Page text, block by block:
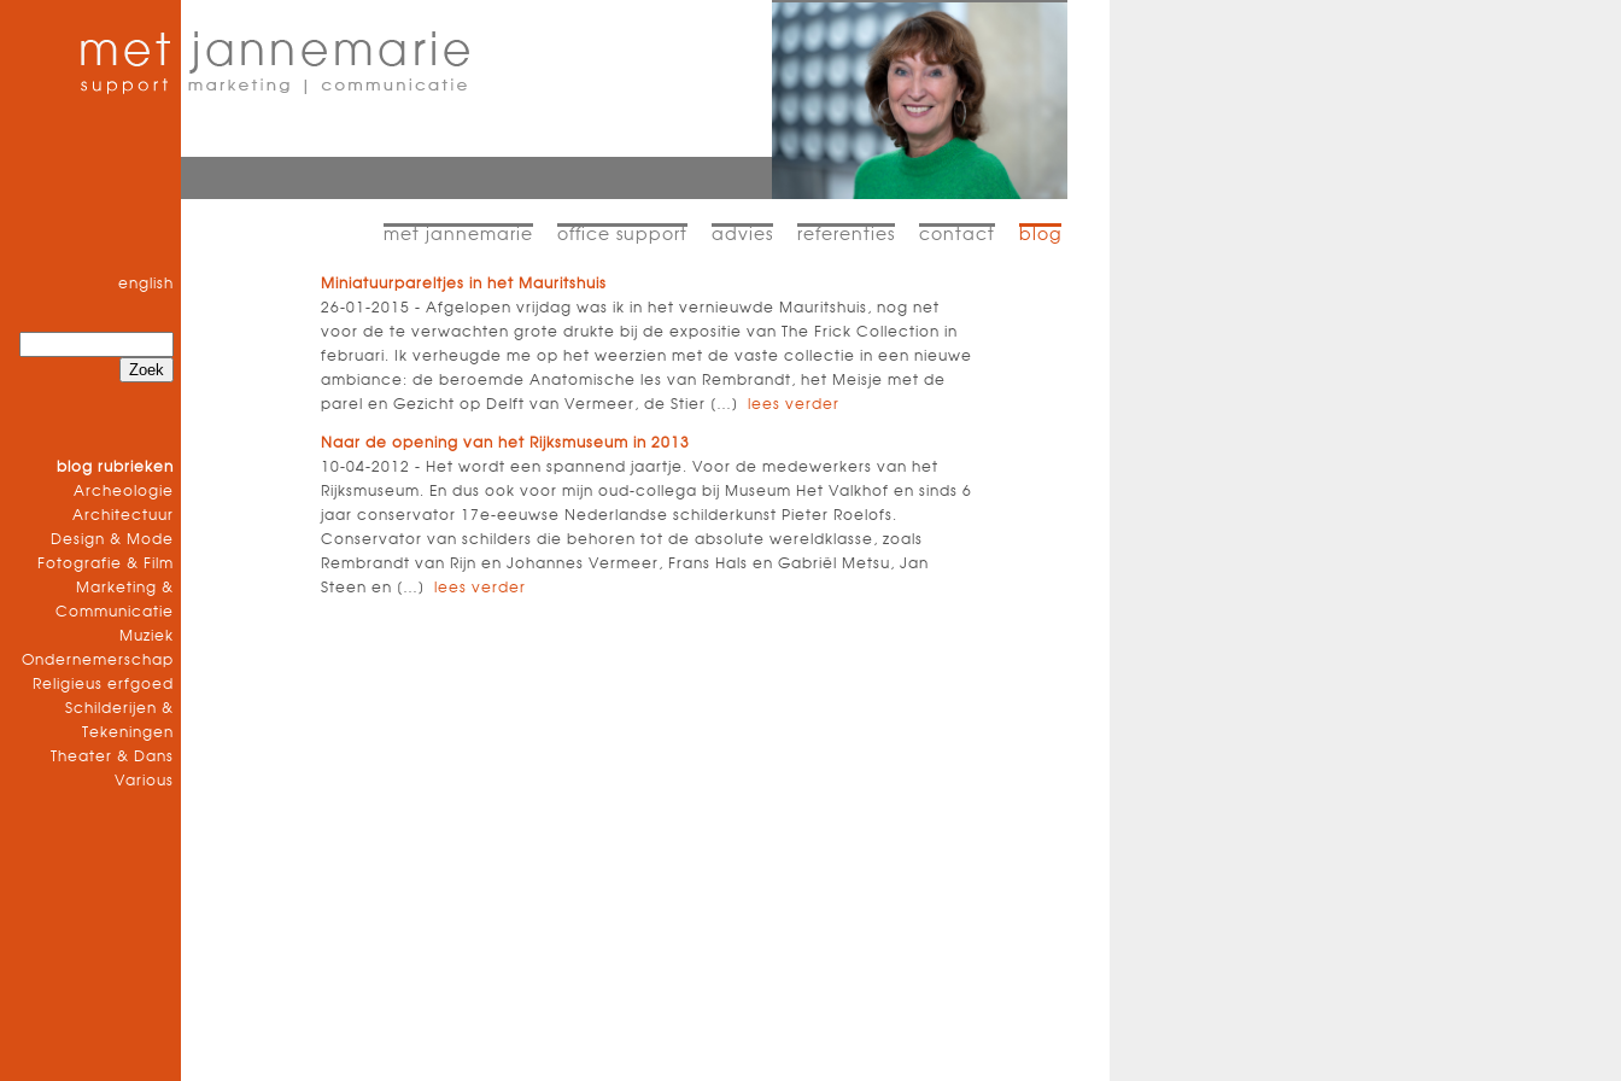
english
blog rubrieken
Archeologie
Architectuur
Design & Mode
Fotografie & Film
Marketing &
Communicatie
Muziek
Ondernemerschap
Religieus erfgoed
Schilderijen &
Tekeningen
Theater & Dans
Various
blog
contact
referenties
advies
office support
met jannemarie
Miniatuurpareltjes in het Mauritshuis
26-01-2015 - Afgelopen vrijdag was ik in het vernieuwde Mauritshuis, nog net
voor de te verwachten grote drukte bij de expositie van The Frick Collection in
februari. Ik verheugde me op het weerzien met de vaste collectie in een nieuwe
ambiance: de beroemde Anatomische les van Rembrandt, het Meisje met de
parel en Gezicht op Delft van Vermeer, de Stier […]
lees verder
Naar de opening van het Rijksmuseum in 2013
10-04-2012 - Het wordt een spannend jaartje. Voor de medewerkers van het
Rijksmuseum. En dus ook voor mijn oud-collega bij Museum Het Valkhof en sinds 6
jaar conservator 17e-eeuwse Nederlandse schilderkunst Pieter Roelofs.
Conservator van schilders die behoren tot de absolute wereldklasse, zoals
Rembrandt van Rijn en Johannes Vermeer, Frans Hals en Gabriël Metsu, Jan
Steen en […]
lees verder